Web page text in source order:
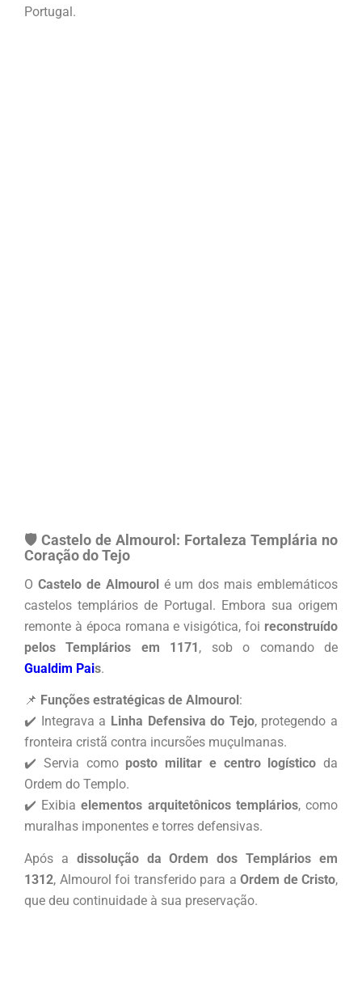
Portugal.
🛡️ Castelo de Almourol: Fortaleza Templária no
Coração do Tejo
O Castelo de Almourolé um dos mais emblemáticos
castelos templários de Portugal. Embora sua origem
remonte à época romana e visigótica, foi reconstruído
pelos Templários em 1171, sob o comando de
Gualdim Pais.
📌 Funções estratégicas de Almourol :
✔️ Integrava a Linha Defensiva do Tejo, protegendo a
fronteira cristã contra incursões muçulmanas.
✔️ Servia como posto militar e centro logístico da
Ordem do Templo.
✔️ Exibiaelementos arquitetônicos templários, como
muralhas imponentes e torres defensivas.
Após a dissolução da Ordem dos Templários em
1312, Almourol foi transferido para a Ordem de Cristo,
que deu continuidade à sua preservação.